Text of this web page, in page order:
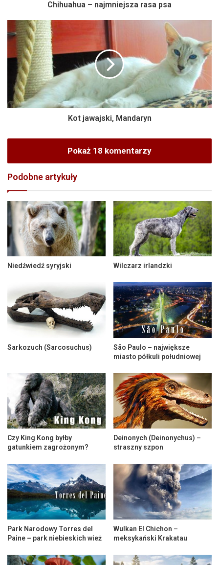
Chihuahua – najmniejsza rasa psa
Kot jawajski, Mandaryn
Pokaż 18 komentarzy
Podobne artykuły
Niedźwiedź syryjski Wilczarz irlandzki
Sarkozuch (Sarcosuchus)
São Paulo – największe
miasto półkuli południowej
Czy King Kong byłby
gatunkiem zagrożonym?
Deinonych (Deinonychus) –
straszny szpon
Park Narodowy Torres del
Paine – park niebieskich wież
Wulkan El Chichon –
meksykański Krakatau